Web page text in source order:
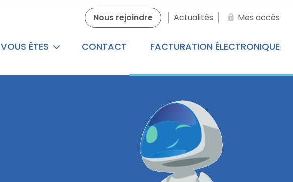
Nous rejoindre Actualités Mes accès
VOUS ÊTES CONTACT FACTURATION ÉLECTRONIQUE